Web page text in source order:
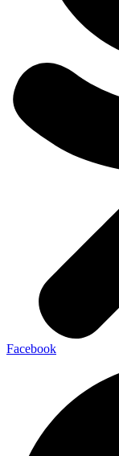
Facebook